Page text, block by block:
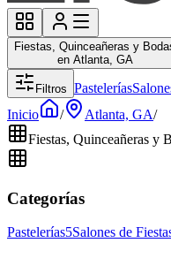
Fiestas, Quinceañeras y
en Atlanta, GA
Filtros Pastelerías
Inicio
/ Atlanta, GA/
Fiestas, Quinceañeras y
Categorías
Pastelerías5Salones de